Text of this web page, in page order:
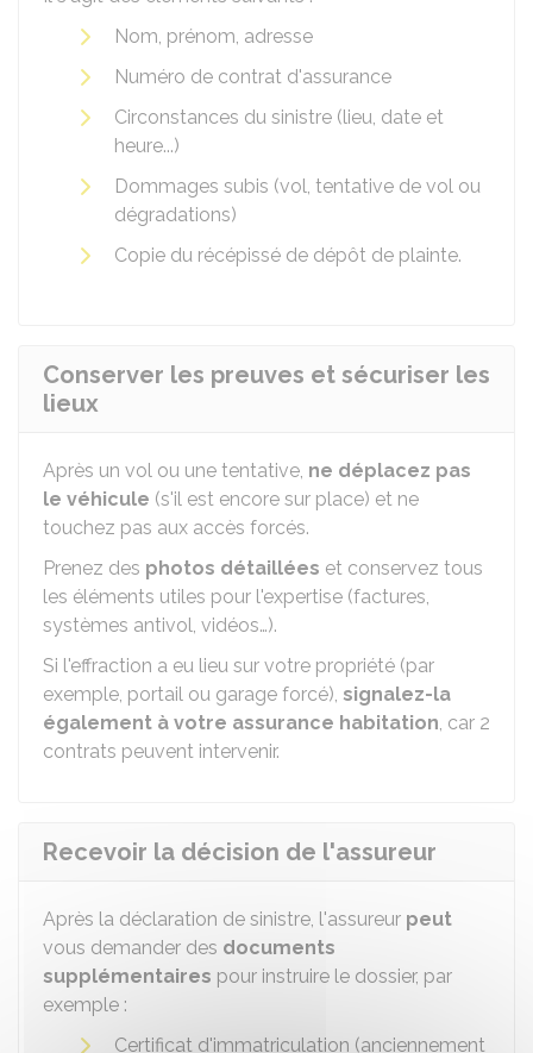
Nom, prénom, adresse
Numéro de contrat d'assurance
Circonstances du sinistre (lieu, date et
heure...)
Dommages subis (vol, tentative de vol ou
dégradations)
Copie du récépissé de dépôt de plainte.
Conserver les preuves et sécuriser les
lieux
Après un vol ou une tentative, ne déplacez pas
le véhicule (s'il est encore sur place) et ne
touchez pas aux accès forcés.
Prenez des photos détaillées et conservez tous
les éléments utiles pour l'expertise (factures,
systèmes antivol, vidéos…).
Si l'effraction a eu lieu sur votre propriété (par
exemple, portail ou garage forcé), signalez-la
également à votre assurance habitation, car 2
contrats peuvent intervenir.
Recevoir la décision de l'assureur
Après la déclaration de sinistre, l'assureur peut
vous demander des documents
supplémentaires pour instruire le dossier, par
exemple :
Certificat d'immatriculation (anciennement